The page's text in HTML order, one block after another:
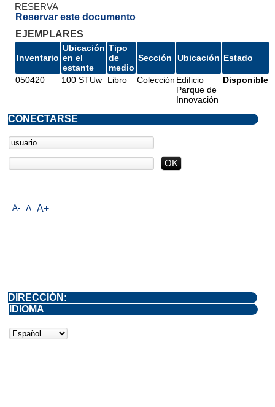
RESERVA
Reservar este documento
EJEMPLARES
Inventario
Ubicación
en el
estante
Tipo
de
medio
Sección Ubicación Estado
050420 100 STUw Libro Colección Edificio
Parque de
Innovación
Disponible
A- A A+
CONECTARSE
DIRECCIÓN:
IDIOMA